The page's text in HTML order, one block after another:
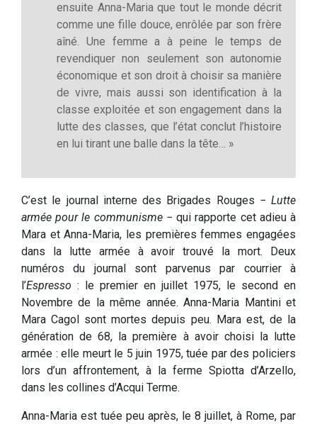
ensuite Anna-Maria que tout le monde décrit
comme une fille douce, enrôlée par son frère
aîné. Une femme a à peine le temps de
revendiquer non seulement son autonomie
économique et son droit à choisir sa manière
de vivre, mais aussi son identification à la
classe exploitée et son engagement dans la
lutte des classes, que l’état conclut l’histoire
en lui tirant une balle dans la tête… »
C’est le journal interne des Brigades Rouges − Lutte
armée pour le communisme− qui rapporte cet adieu à
Mara et Anna-Maria, les premières femmes engagées
dans la lutte armée à avoir trouvé la mort. Deux
numéros du journal sont parvenus par courrier à
l’Espresso : le premier en juillet 1975, le second en
Novembre de la même année. Anna-Maria Mantini et
Mara Cagol sont mortes depuis peu. Mara est, de la
génération de 68, la première à avoir choisi la lutte
armée : elle meurt le 5 juin 1975, tuée par des policiers
lors d’un affrontement, à la ferme Spiotta d’Arzello,
dans les collines d’Acqui Terme.
Anna-Maria est tuée peu après, le 8 juillet, à Rome, par